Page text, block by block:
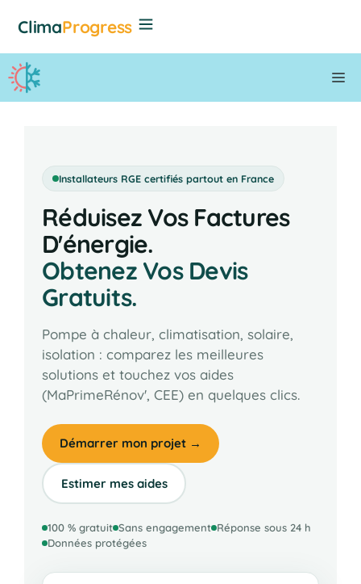
contenu
ClimaProgress
Installateurs RGE certifiés partout en France
Réduisez Vos Factures
D'énergie.
Obtenez Vos Devis
Gratuits.
Pompe à chaleur, climatisation, solaire,
isolation : comparez les meilleures
solutions et touchez vos aides
(MaPrimeRénov', CEE) en quelques clics.
Démarrer mon projet →
Estimer mes aides
100 % gratuit Sans engagement Réponse sous 24 h
Données protégées